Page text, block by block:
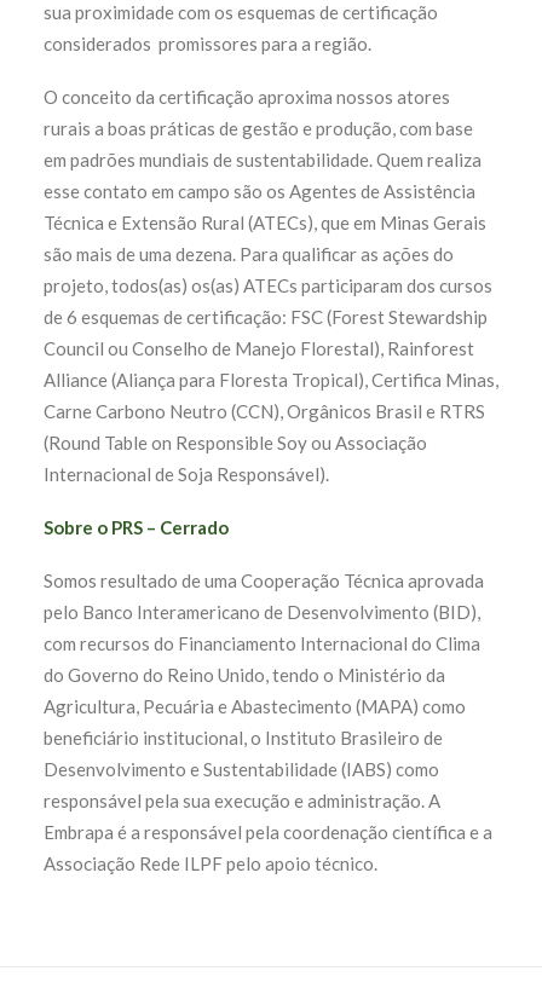
sua proximidade com os esquemas de certificação
considerados promissores para a região.
O conceito da certificação aproxima nossos atores
rurais a boas práticas de gestão e produção, com base
em padrões mundiais de sustentabilidade. Quem realiza
esse contato em campo são os Agentes de Assistência
Técnica e Extensão Rural (ATECs), que em Minas Gerais
são mais de uma dezena. Para qualificar as ações do
projeto, todos(as) os(as) ATECs participaram dos cursos
de 6 esquemas de certificação: FSC (Forest Stewardship
Council ou Conselho de Manejo Florestal), Rainforest
Alliance (Aliança para Floresta Tropical), Certifica Minas,
Carne Carbono Neutro (CCN), Orgânicos Brasil e RTRS
(Round Table on Responsible Soy ou Associação
Internacional de Soja Responsável).
Sobre o PRS – Cerrado
Somos resultado de uma Cooperação Técnica aprovada
pelo Banco Interamericano de Desenvolvimento (BID),
com recursos do Financiamento Internacional do Clima
do Governo do Reino Unido, tendo o Ministério da
Agricultura, Pecuária e Abastecimento (MAPA) como
beneficiário institucional, o Instituto Brasileiro de
Desenvolvimento e Sustentabilidade (IABS) como
responsável pela sua execução e administração. A
Embrapa é a responsável pela coordenação científica e a
Associação Rede ILPF pelo apoio técnico.